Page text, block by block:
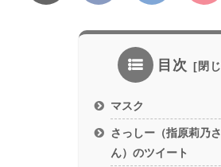
目次
マスク
さっしー（指原莉乃さ
ん）のツイート